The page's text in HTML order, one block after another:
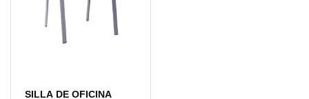
SILLA DE OFICINA